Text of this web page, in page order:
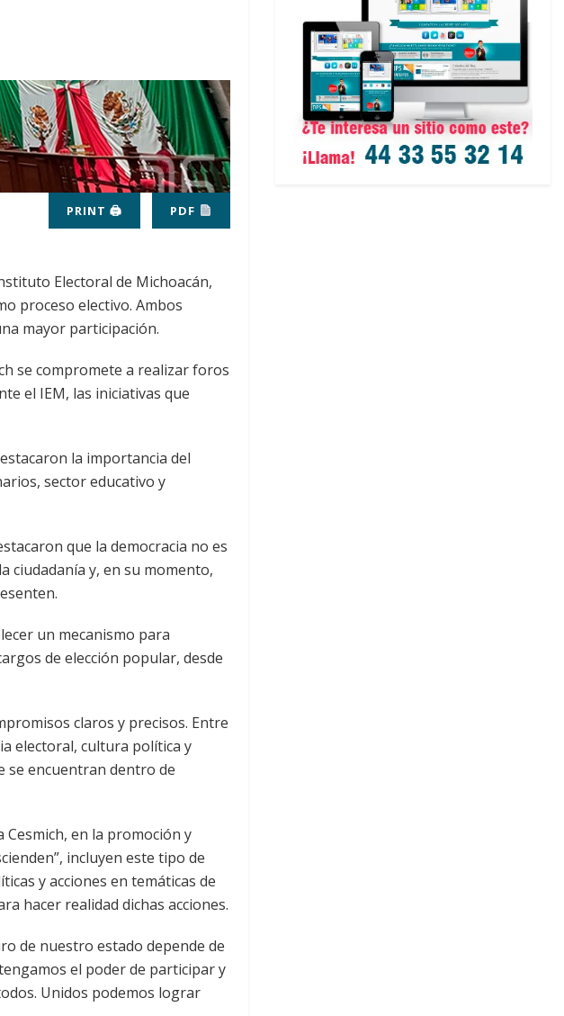
PRINT 🖨 PDF
Electoral de Michoacán,
proceso electivo. Ambos
mayor participación.
se compromete a realizar foros
el IEM, las iniciativas que
la importancia del
sector educativo y
que la democracia no es
ciudadanía y, en su momento,
un mecanismo para
de elección popular, desde
claros y precisos. Entre
electoral, cultura política y
se encuentran dentro de
en la promoción y
incluyen este tipo de
y acciones en temáticas de
hacer realidad dichas acciones.
de nuestro estado depende de
el poder de participar y
Unidos podemos lograr